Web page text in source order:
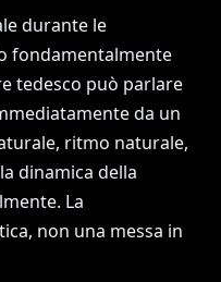
durante le
fondamentalmente
tedesco può parlare
da un
ritmo naturale,
dinamica della
La
non una messa in